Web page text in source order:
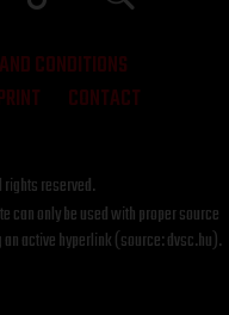
CONDITIONS
CONTACT
rights reserved.
can only be used with proper source
active hyperlink (source: dvsc.hu).